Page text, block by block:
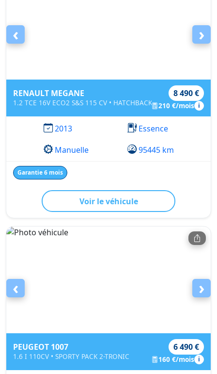
‹ ›
RENAULT MEGANE
1.2 TCE 16V ECO2 S&S 115 CV • HATCHBACK
8 490 €
210 €/mois i
2013
Essence
Manuelle
95445 km
Garantie 6 mois
Voir le véhicule
‹ ›
PEUGEOT 1007
1.6 I 110CV • SPORTY PACK 2-TRONIC
6 490 €
160 €/mois i